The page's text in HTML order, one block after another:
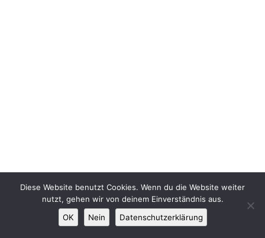
Diese Website benutzt Cookies. Wenn du die Website weiter
nutzt, gehen wir von deinem Einverständnis aus.
OK
Nein Datenschutzerklärung